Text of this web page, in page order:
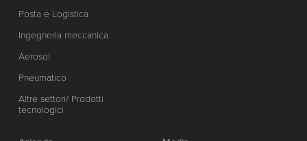
Posta e Logistica
Ingegneria meccanica
Aerosol
Pneumatico
Altre settori/ Prodotti
tecnologici